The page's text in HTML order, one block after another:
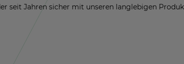
seit Jah­ren si­cher mit un­se­ren lang­le­bi­gen